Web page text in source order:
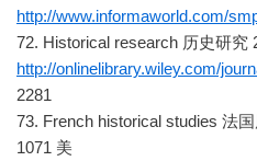
http://www.informaworld.com/
72. Historical research 历史研究
http://onlinelibrary.wiley.com/
2281
73. French historical studies 法
1071 美